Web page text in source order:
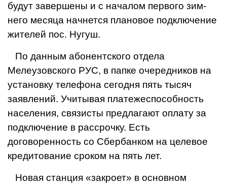
будут заверше­ны и с началом первого зим­
него месяца начнется плано­вое подключение
жителей пос. Нугуш.
По данным абонентского отдела
Мелеузовского РУС, в папке очередников на
установ­ку телефона сегодня пять ты­сяч
заявлений. Учитывая пла­тежеспособность
населения, связисты предлагают оплату за
подключение в рассрочку. Есть
договоренность со Сбер­банком на целевое
кредитова­ние сроком на пять лет.
Новая станция «закроет» в основном